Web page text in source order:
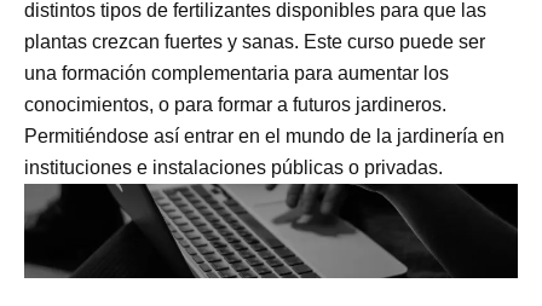
distintos tipos de fertilizantes disponibles para que las
plantas crezcan fuertes y sanas. Este curso puede ser
una formación complementaria para aumentar los
conocimientos, o para formar a futuros jardineros.
Permitiéndose así entrar en el mundo de la jardinería en
instituciones e instalaciones públicas o privadas.